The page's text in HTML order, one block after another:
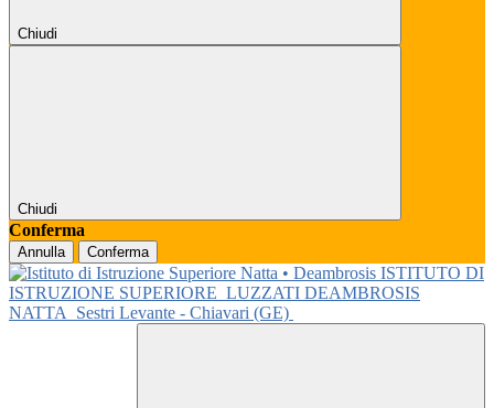
Chiudi
Chiudi
Conferma
Annulla Conferma
ISTITUTO DI
ISTRUZIONE SUPERIORE LUZZATI DEAMBROSIS
NATTA
Sestri Levante - Chiavari (GE)